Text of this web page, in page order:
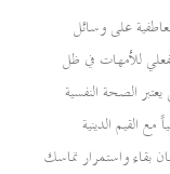
على وسائل
للأمهات في ظل
الصحة النفسية
القيم الدينية
بقاء واستمرار تماسك